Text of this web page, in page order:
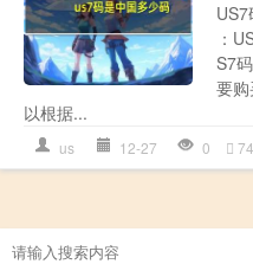
：
S7
要
以根据...
us 12-27 0